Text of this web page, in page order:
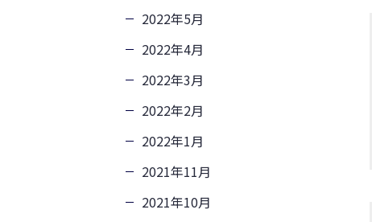
2022年5月
2022年4月
2022年3月
2022年2月
2022年1月
2021年11月
2021年10月